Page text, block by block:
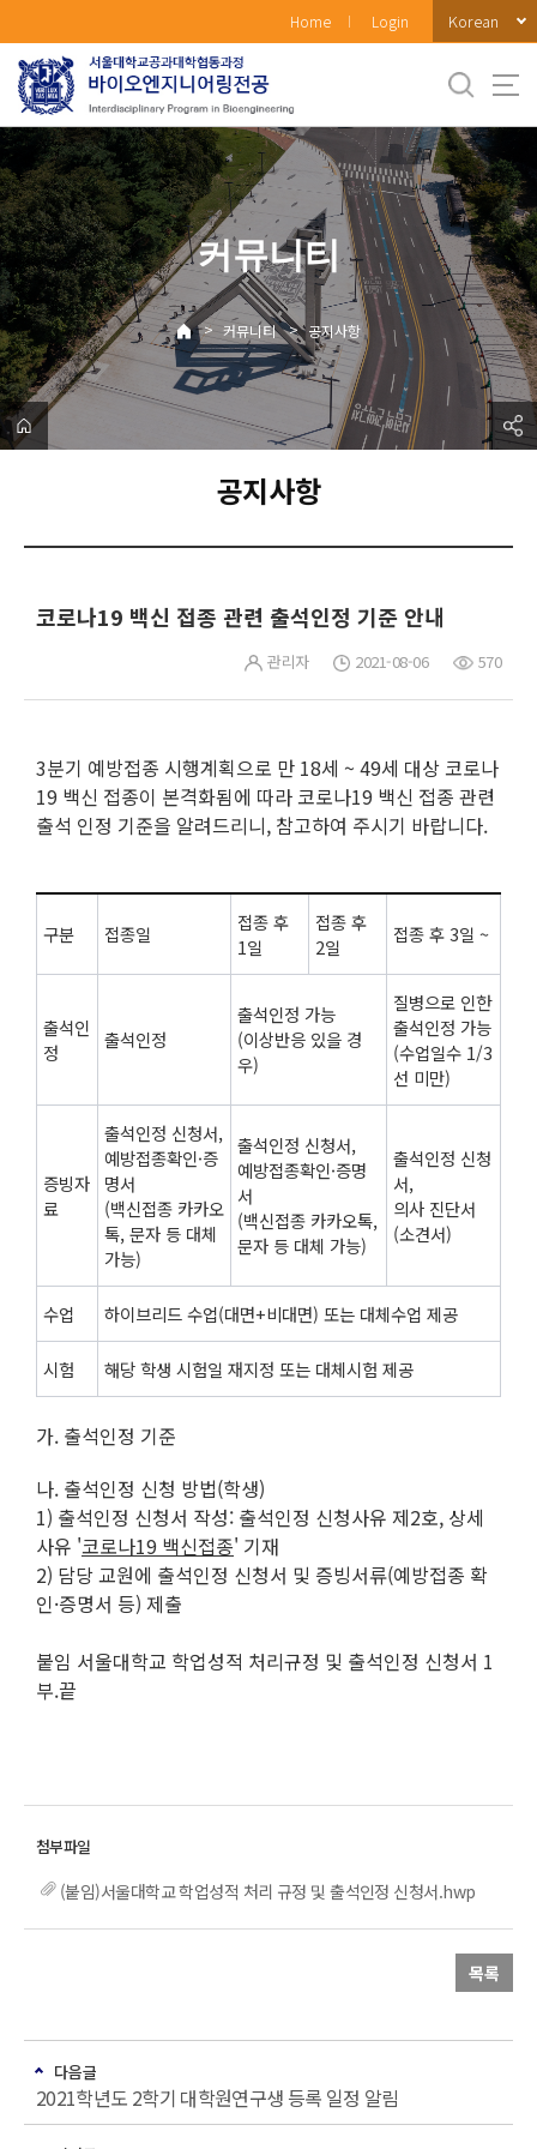
로
메
뉴
Home Login Korean
커뮤니티
> 커뮤니티 > 공지사항
공지사항
코로나19 백신 접종 관련 출석인정 기준 안내
관리자 2021-08-06 570
3분기 예방접종 시행계획으로 만 18세 ~ 49세 대상 코로나
19 백신 접종이 본격화됨에 따라 코로나19 백신 접종 관련
출석 인정 기준을 알려드리니, 참고하여 주시기 바랍니다.
구분 접종일
접종 후
1일
접종 후
2일
접종 후 3일 ~
출석인
정
출석인정
출석인정 가능
(이상반응 있을 경
우)
질병으로 인한
출석인정 가능
(수업일수 1/3
선 미만)
증빙자
료
출석인정 신청서,
예방접종확인·증
명서
(백신접종 카카오
톡, 문자 등 대체
가능)
출석인정 신청서,
예방접종확인·증명
서
(백신접종 카카오톡,
문자 등 대체 가능)
출석인정 신청
서,
의사 진단서
(소견서)
수업 하이브리드 수업(대면+비대면) 또는 대체수업 제공
시험 해당 학생 시험일 재지정 또는 대체시험 제공
가. 출석인정 기준
나. 출석인정 신청 방법(학생)
1) 출석인정 신청서 작성: 출석인정 신청사유 제2호, 상세
사유 '코로나19 백신접종' 기재
2) 담당 교원에 출석인정 신청서 및 증빙서류(예방접종 확
인·증명서 등) 제출
붙임 서울대학교 학업성적 처리규정 및 출석인정 신청서 1
부.끝
(붙임)서울대학교 학업성적 처리 규정 및 출석인정 신청서.hwp
목록
다음글
2021학년도 2학기 대학원연구생 등록 일정 알림